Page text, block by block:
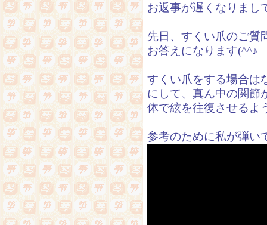
お返事が遅くなりまし
先日、すくい爪のご質
お答えになります(^^♪
すくい爪をする場合は
にして、真ん中の関節
体で絃を往復させるよ
参考のために私が弾い